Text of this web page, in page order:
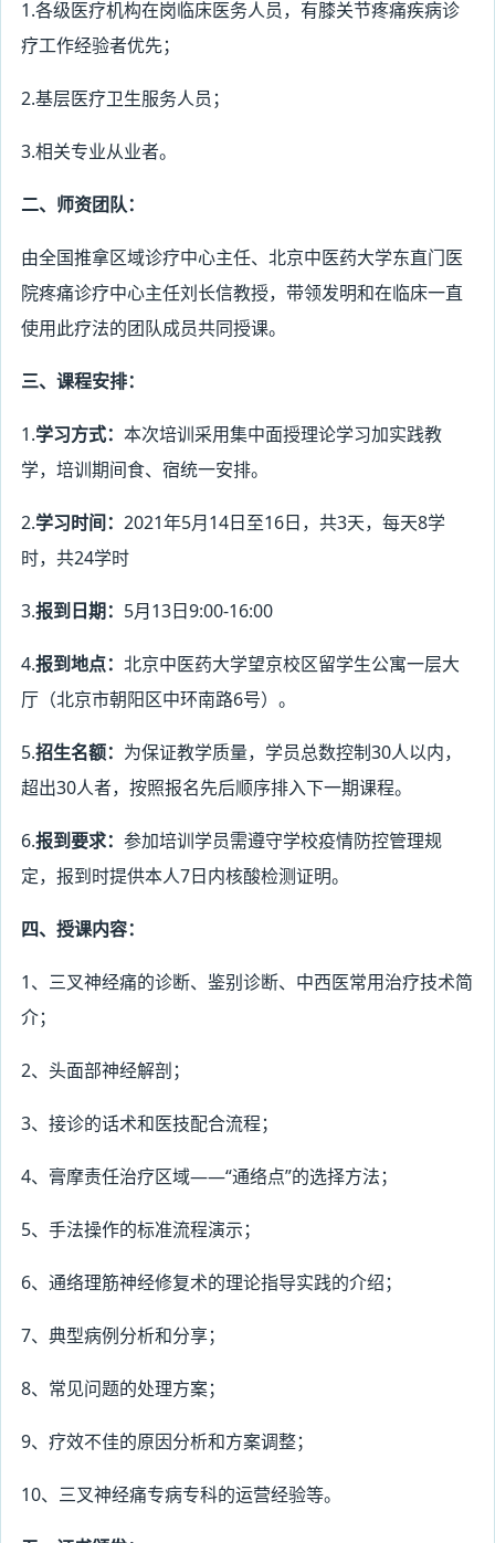
1.各级医疗机构在岗临床医务人员，有膝关节疼痛疾病诊
疗工作经验者优先；
2.基层医疗卫生服务人员；
3.相关专业从业者。
二、师资团队：
由全国推拿区域诊疗中心主任、北京中医药大学东直门医
院疼痛诊疗中心主任刘长信教授，带领发明和在临床一直
使用此疗法的团队成员共同授课。
三、课程安排：
1.学习方式： 本次培训采用集中面授理论学习加实践教
学，培训期间食、宿统一安排。
2.学习时间： 2021年5月14日至16日，共3天，每天8学
时，共24学时
3.报到日期： 5月13日9:00-16:00
4.报到地点： 北京中医药大学望京校区留学生公寓一层大
厅（北京市朝阳区中环南路6号）。
5.招生名额： 为保证教学质量，学员总数控制30人以内，
超出30人者，按照报名先后顺序排入下一期课程。
6.报到要求： 参加培训学员需遵守学校疫情防控管理规
定，报到时提供本人7日内核酸检测证明。
四、授课内容：
1、三叉神经痛的诊断、鉴别诊断、中西医常用治疗技术简
介；
2、头面部神经解剖；
3、接诊的话术和医技配合流程；
4、膏摩责任治疗区域——“通络点”的选择方法；
5、手法操作的标准流程演示；
6、通络理筋神经修复术的理论指导实践的介绍；
7、典型病例分析和分享；
8、常见问题的处理方案；
9、疗效不佳的原因分析和方案调整；
10、三叉神经痛专病专科的运营经验等。